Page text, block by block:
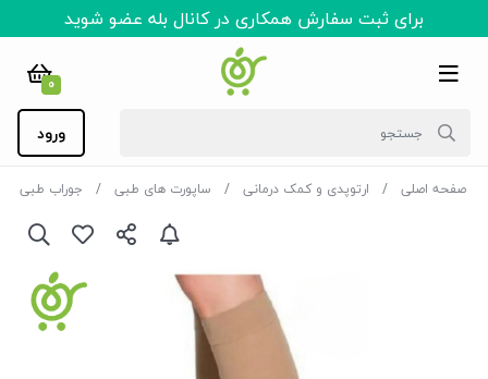
برای ثبت سفارش همکاری در کانال بله عضو شوید
0
ورود
صفحه اصلی ارتوپدی و کمک درمانی ساپورت های طبی جوراب طبی